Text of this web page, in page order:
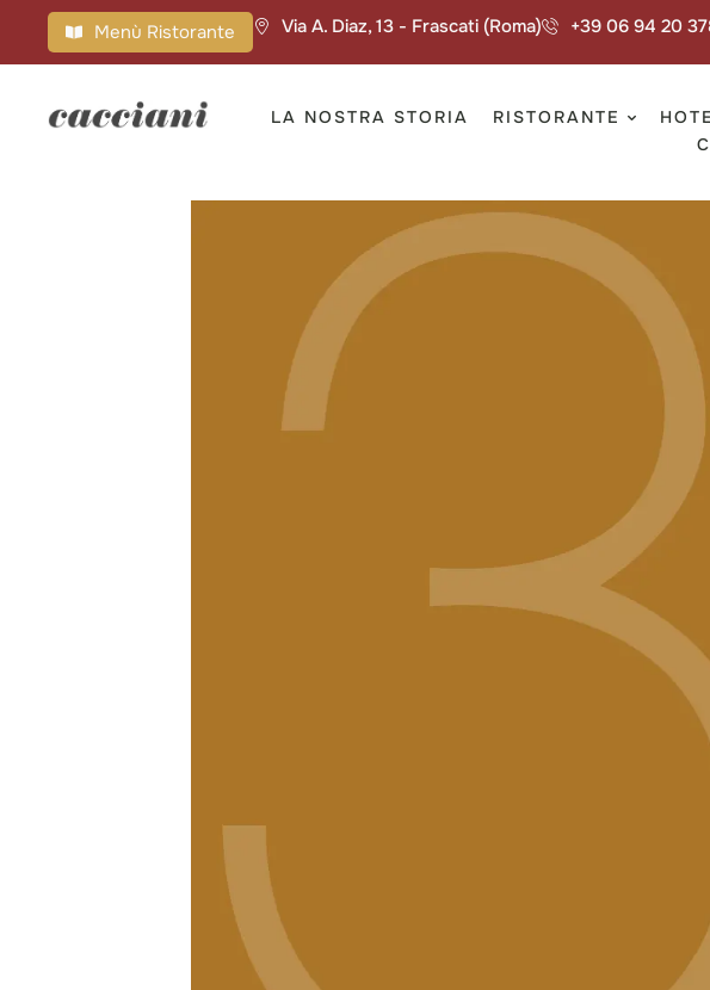
Menù Ristorante Via A. Diaz, 13 - Frascati (Roma) +39 06 94 20
LA NOSTRA STORIA RISTORANTE